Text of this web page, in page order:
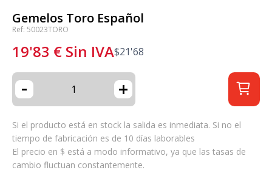
Gemelos Toro Español
Ref: 50023TORO
19'83 € Sin IVA$21'68
- +
Si el producto está en stock la salida es inmediata. Si no el
tiempo de fabricación es de 10 días laborables
El precio en $ está a modo informativo, ya que las tasas de
cambio fluctuan constantemente.